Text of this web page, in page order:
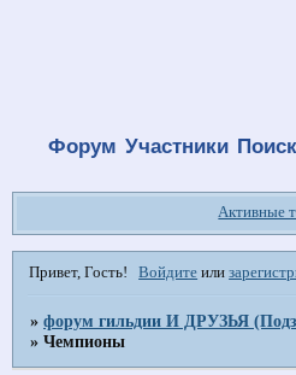
Форум Участники Поиск
Активные
Привет, Гость! Войдите или
»форум гильдии И ДРУЗЬЯ
»Чемпионы